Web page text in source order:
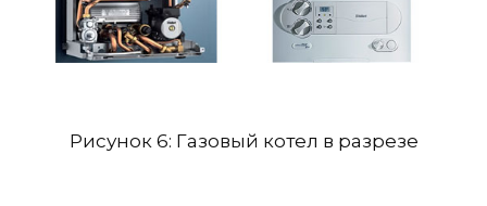
Рисунок 6: Газовый котел в разрезе